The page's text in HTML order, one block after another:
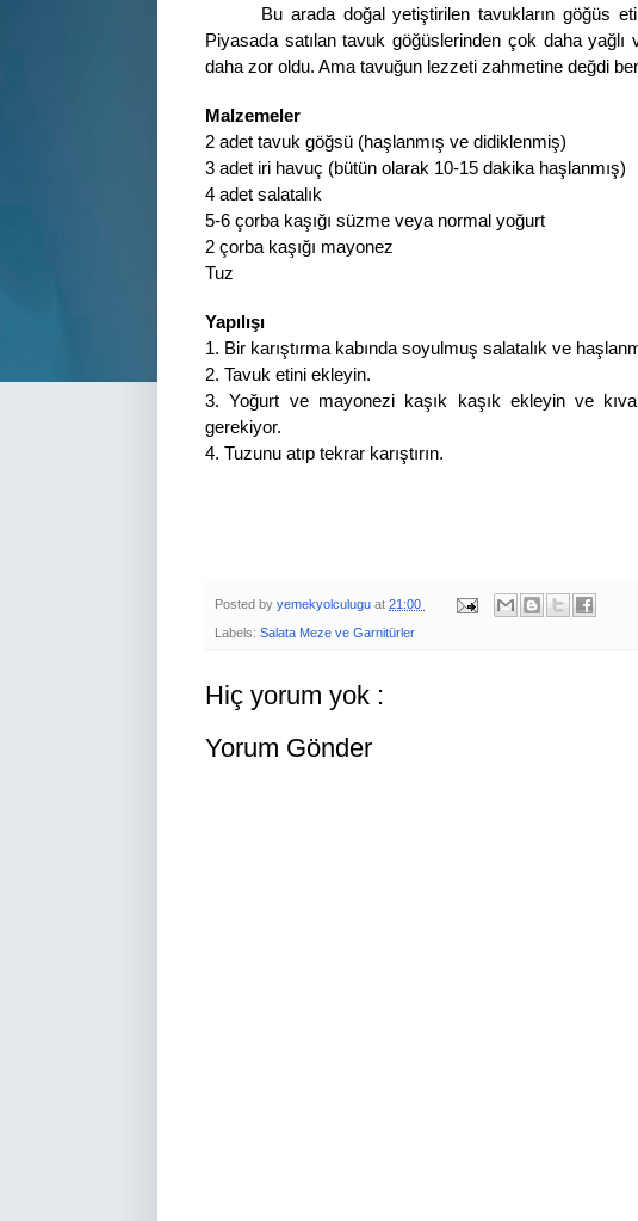
Bu arada doğal yetiştirilen tavukların göğüs
Piyasada satılan tavuk göğüslerinden çok daha
daha zor oldu. Ama tavuğun lezzeti zahmetine değdi
Malzemeler
2 adet tavuk göğsü (haşlanmış ve didiklenmiş)
3 adet iri havuç (bütün olarak 10-15 dakika haşlanmış)
4 adet salatalık
5-6 çorba kaşığı süzme veya normal yoğurt
2 çorba kaşığı mayonez
Tuz
Yapılışı
1. Bir karıştırma kabında soyulmuş salatalık ve
2. Tavuk etini ekleyin.
3. Yoğurt ve mayonezi kaşık kaşık ekleyin ve
gerekiyor.
4. Tuzunu atıp tekrar karıştırın.
Posted by yemekyolculugu at 21:00
Labels: Salata Meze ve Garnitürler
Hiç yorum yok :
Yorum Gönder